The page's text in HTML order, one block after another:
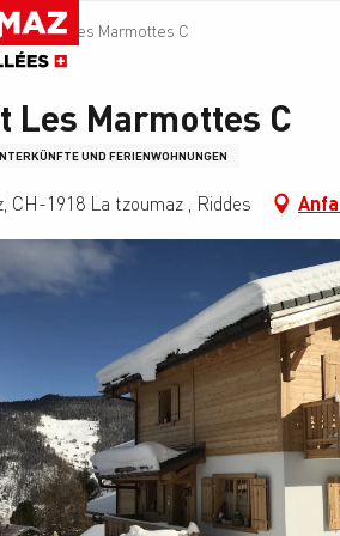
Chalet Les Marmottes C
Les Marmottes C
UND FERIENWOHNUNGEN
CH-1918 La tzoumaz , Riddes